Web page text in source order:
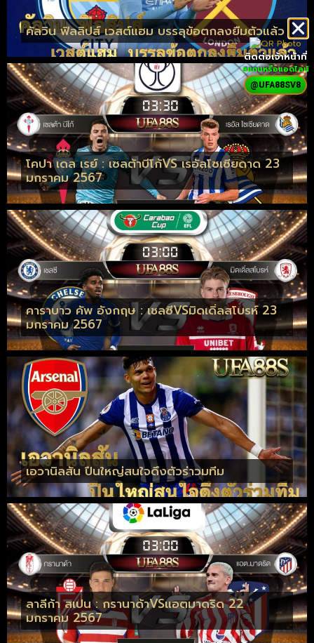
คัลวิน ฟิลลิปส์ เวสต์แฮม บรรลุข้อตกลงยืมตัวแล้ว
โคปา เดล เรย์ : เซลต้าบีโก้VS เรอัลโซเซียดาด 23
มกราคม 2567
คาราบาว คัพ อังกฤษ : เชลซีVSมิดเดิ่ลสโบรห์ 23
มกราคม 2567
เอวานิลสัน ปืนใหญ่สนใจดึงตัวร่าวมทีม
ลาลีก้า สเปน : กรานาด้าVSแอตมาดริด 22
มกราคม 2567
ติดต่อเจ้าหน้าที่
สแกนหรือแอดไลน์
@UFA88SV8